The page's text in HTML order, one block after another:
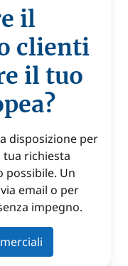
il
clienti
il tuo
disposizione per
tua richiesta
Un
email o per
impegno.